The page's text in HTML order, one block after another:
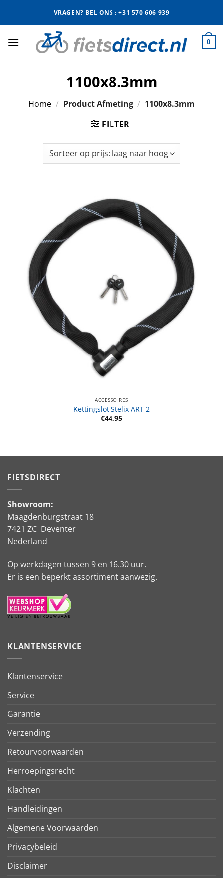
VRAGEN? BEL ONS : +31 570 606 939
0
1100x8.3mm
Home / Product Afmeting / 1100x8.3mm
FILTER
ACCESSOIRES
Kettingslot Stelix ART 2
€44,95
FIETSDIRECT
Showroom:
Maagdenburgstraat 18
7421 ZC Deventer
Nederland
Op werkdagen tussen 9 en 16.30 uur.
Er is een beperkt assortiment aanwezig.
KLANTENSERVICE
Klantenservice
Service
Garantie
Verzending
Retourvoorwaarden
Herroepingsrecht
Klachten
Handleidingen
Algemene Voorwaarden
Privacybeleid
Disclaimer